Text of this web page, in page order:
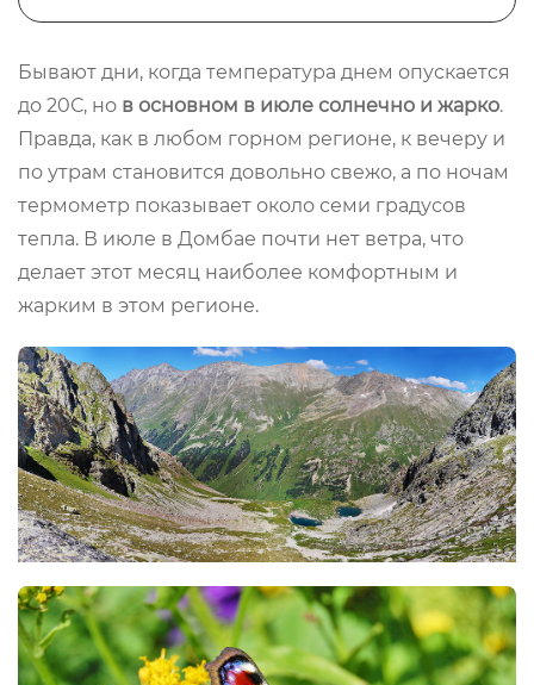
Бывают дни, когда температура днем опускается
до 20С, но в основном в июле солнечно и жарко.
Правда, как в любом горном регионе, к вечеру и
по утрам становится довольно свежо, а по ночам
термометр показывает около семи градусов
тепла. В июле в Домбае почти нет ветра, что
делает этот месяц наиболее комфортным и
жарким в этом регионе.